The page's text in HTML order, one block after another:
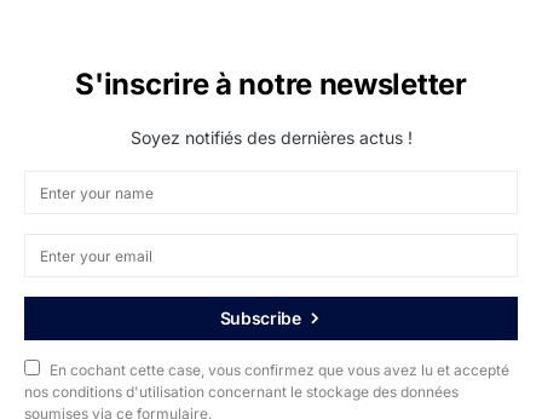
S'inscrire à notre newsletter
Soyez notifiés des dernières actus !
Subscribe
En cochant cette case, vous confirmez que vous avez lu et accepté
nos conditions d'utilisation concernant le stockage des données
soumises via ce formulaire.